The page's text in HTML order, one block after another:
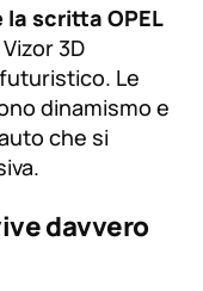
la scritta OPEL
3D
Le
dinamismo e
che si
davvero